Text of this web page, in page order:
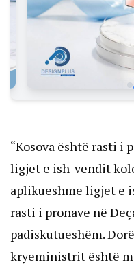
“Kosova është rasti i
ligjet e ish-vendit
aplikueshme ligjet e
rasti i pronave në
padiskutueshëm.
kryeministrit është